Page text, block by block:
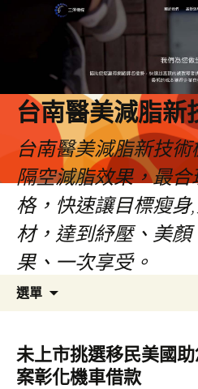
台南醫美減脂新
台南醫美減脂新技
隔空減脂效果，最
格，快速讓目標瘦
材，達到紓壓、美
果、一次享受。
選單
容
未上市挑選移民美國
案彰化機車借款